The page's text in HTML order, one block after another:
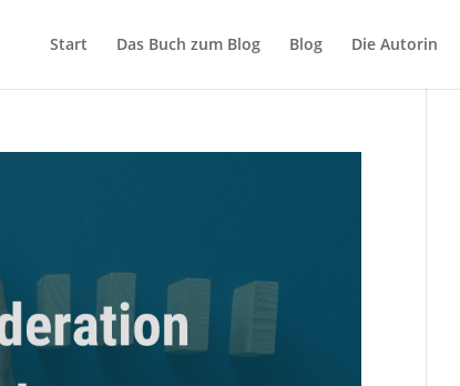
Start Das Buch zum Blog Blog Die Autorin